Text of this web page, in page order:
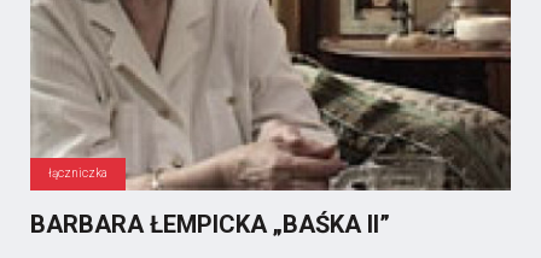
łączniczka
BARBARA ŁEMPICKA „BAŚKA II”